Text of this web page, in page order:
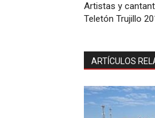
Artistas y
Teletón Trujillo
ARTÍCULOS